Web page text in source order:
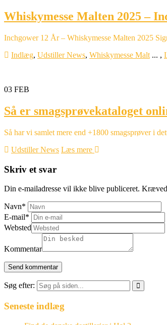
Whiskymesse Malten 2025 –
Inchgower 12 År – Whiskymesse Malten 2025
Indlæg, Udstiller News, Whiskymesse Malt ... ,
03 FEB
Så er smagsprøvekataloget
Så har vi samlet mere end +1800 smagsprøver i
Udstiller News Læs mere
Skriv et svar
Din e-mailadresse vil ikke blive publiceret.
Navn*
E-mail*
Websted
Kommentar
Søg efter:
Seneste indlæg